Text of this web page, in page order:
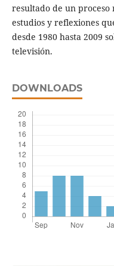
resultado de un proceso
estudios y reflexiones
desde 1980 hasta 2009
televisión.
DOWNLOADS